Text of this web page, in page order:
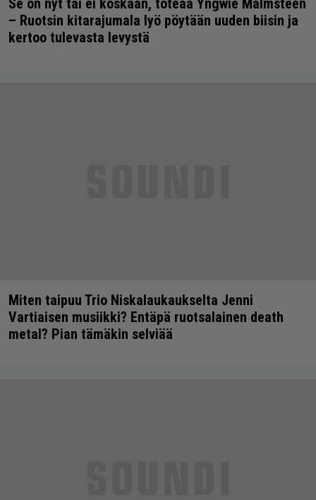
– Ruotsin kitarajumala lyö pöytään uuden biisin ja
kertoo tulevasta levystä
Miten taipuu Trio Niskalaukaukselta Jenni
Vartiaisen musiikki? Entäpä ruotsalainen death
metal? Pian tämäkin selviää